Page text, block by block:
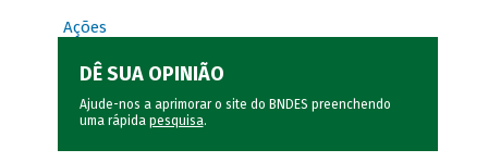
Ações
DÊ SUA OPINIÃO
Ajude-nos a aprimorar o site do BNDES preenchendo
uma rápida pesquisa.